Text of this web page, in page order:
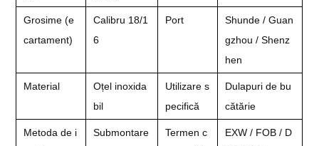
Grosime (e
cartament)
Calibru 18/1
6
Port
Shunde / Guan
gzhou / Shenz
hen
Material
Oțel inoxida
bil
Utilizare s
pecifică
Dulapuri de bu
cătărie
Metoda de i
Submontare
Termen c
EXW / FOB / D